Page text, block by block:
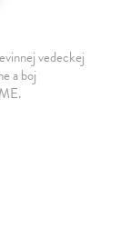
vedeckej
a boj